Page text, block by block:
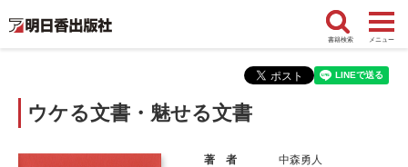
書籍検索 メニュー
ウケる文書・魅せる文書
著 者 中森勇人